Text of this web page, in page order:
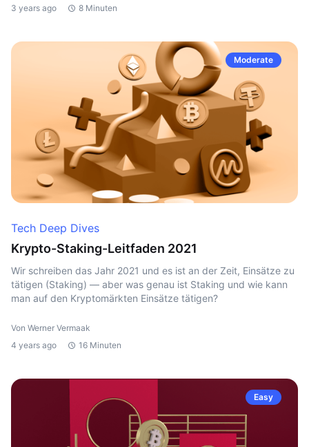
3 years ago
8 Minuten
Moderate
Tech Deep Dives
Krypto-Staking-Leitfaden 2021
Wir schreiben das Jahr 2021 und es ist an der Zeit, Einsätze zu
tätigen (Staking) — aber was genau ist Staking und wie kann
man auf den Kryptomärkten Einsätze tätigen?
Von Werner Vermaak
4 years ago
16 Minuten
Easy